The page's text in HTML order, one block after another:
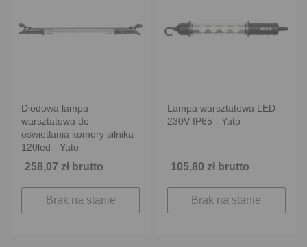
Diodowa lampa
warsztatowa do
oświetlania komory silnika
120led - Yato
258,07 zł brutto
Brak na stanie
Lampa warsztatowa LED
230V IP65 - Yato
105,80 zł brutto
Brak na stanie